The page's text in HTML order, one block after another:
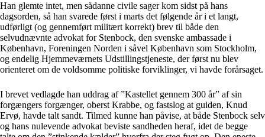
Han glemte intet, men sådanne civile sager kom sidst på hans
dagsorden, så han svarede først i marts det følgende år i et langt,
udførligt (og gennemført militært korrekt) brev til både den
selvudnævnte advokat for Stenbock, den svenske ambassade i
København, Foreningen Norden i såvel København som Stockholm,
og endelig Hjemmeværnets Udstillingstjeneste, der først nu blev
orienteret om de voldsomme politiske forviklinger, vi havde forårsaget.
I brevet vedlagde han uddrag af ”Kastellet gennem 300 år” af sin
forgængers forgænger, oberst Krabbe, og fastslog at guiden, Knud
Ervø, havde talt sandt. Tilmed kunne han påvise, at både Stenbock selv
og hans nulevende advokat beviste sandheden heraf, idet de begge